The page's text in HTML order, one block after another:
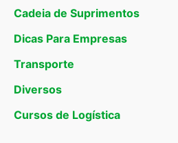
Cadeia de Suprimentos
Dicas Para Empresas
Transporte
Diversos
Cursos de Logística